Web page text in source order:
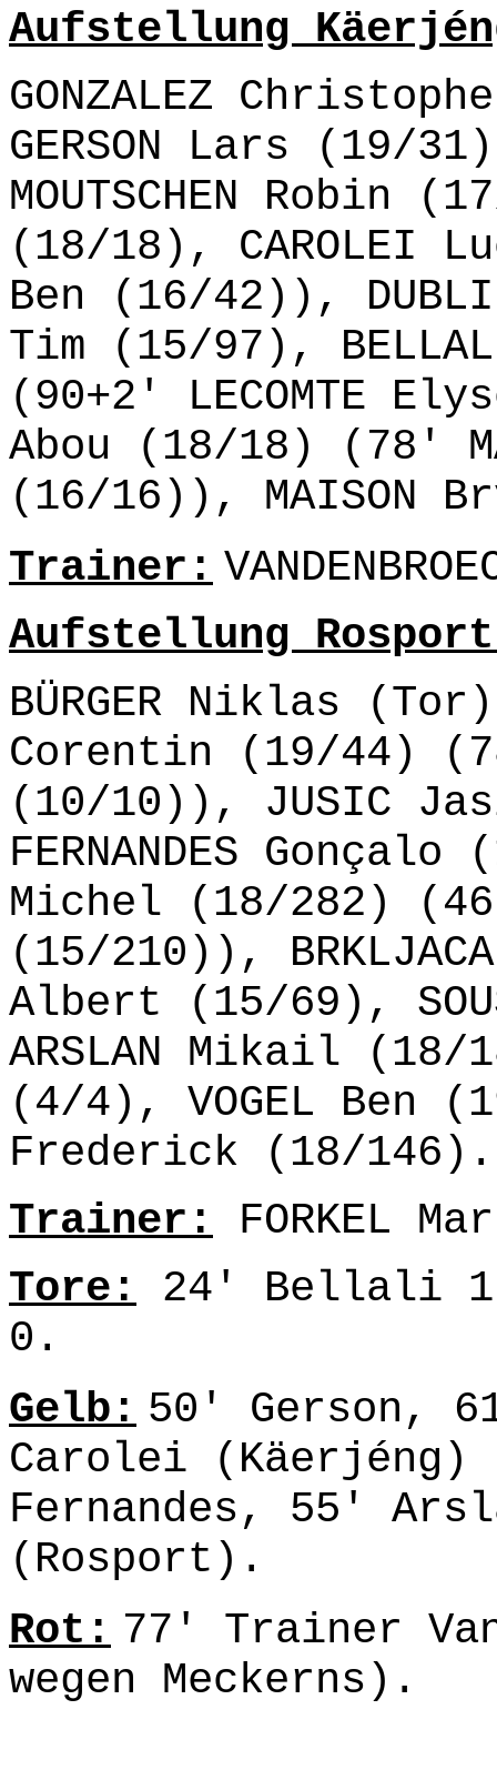
Aufstellung
GONZALEZ
GERSON Lars (19/
MOUTSCHEN Robin
(18/18), CAROLEI
Ben (16/42)),
Tim (15/97),
(90+2' LECOMTE
Abou (18/18) (78'
(16/16)), MAISON
Trainer:
Aufstellung Rosport
BÜRGER Niklas
Corentin (19/44)
(10/10)), JUSIC
FERNANDES Gonçalo
Michel (18/282) (46'
(15/210)),
Albert (15/69),
ARSLAN Mikail (18/
(4/4), VOGEL Ben
Frederick (18/146).
Trainer: FORKEL
Tore: 24' Bellali
0.
Gelb: 50' Gerson,
Carolei (Käerjéng)
Fernandes, 55'
(Rosport).
Rot: 77' Trainer
wegen Meckerns).